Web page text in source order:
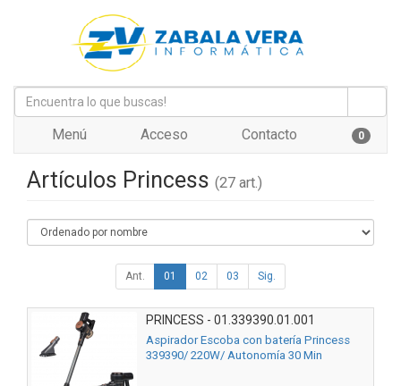
Menú Acceso Contacto 0
Artículos Princess (27 art.)
Ant. 01 02 03 Sig.
PRINCESS - 01.339390.01.001
Aspirador Escoba con batería Princess
339390/ 220W/ Autonomía 30 Min